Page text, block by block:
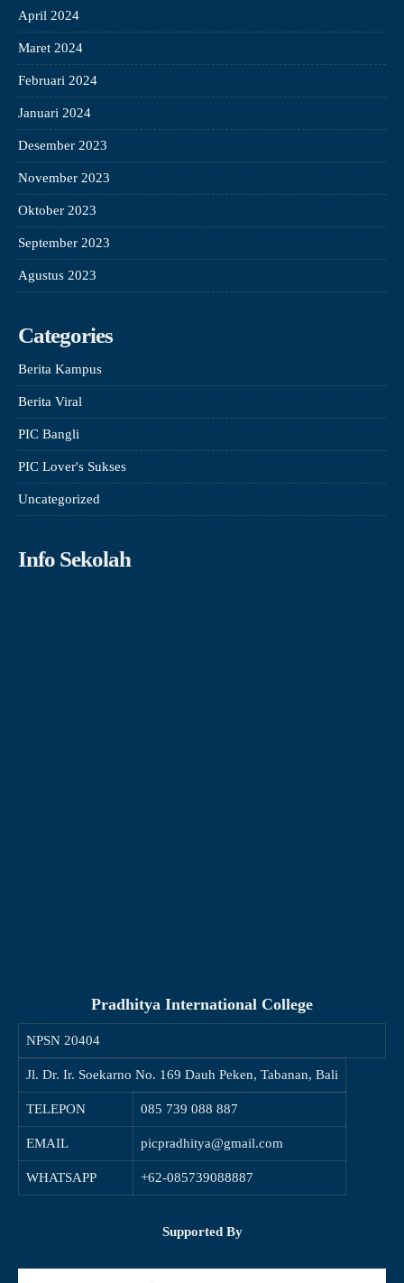
April 2024
Maret 2024
Februari 2024
Januari 2024
Desember 2023
November 2023
Oktober 2023
September 2023
Agustus 2023
Categories
Berita Kampus
Berita Viral
PIC Bangli
PIC Lover's Sukses
Uncategorized
Info Sekolah
Pradhitya International College
NPSN 20404
Jl. Dr. Ir. Soekarno No. 169 Dauh Peken, Tabanan, Bali
TELEPON 085 739 088 887
EMAIL picpradhitya@gmail.com
WHATSAPP +62-085739088887
Supported By